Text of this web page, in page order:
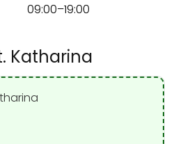
09:00–19:00
Katharina